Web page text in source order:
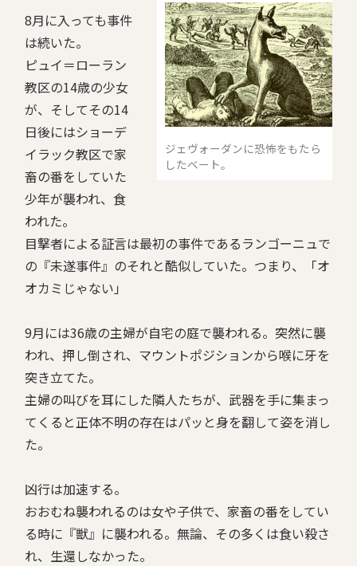
ジェヴォーダンに恐怖をもたら
したベート。
8月に入っても事件
は続いた。
ピュイ＝ローラン
教区の14歳の少女
が、そしてその14
日後にはショーデ
イラック教区で家
畜の番をしていた
少年が襲われ、食
われた。
目撃者による証言は最初の事件であるランゴーニュで
の『未遂事件』のそれと酷似していた。つまり、「オ
オカミじゃない」
9月には36歳の主婦が自宅の庭で襲われる。突然に襲
われ、押し倒され、マウントポジションから喉に牙を
突き立てた。
主婦の叫びを耳にした隣人たちが、武器を手に集まっ
てくると正体不明の存在はパッと身を翻して姿を消し
た。
凶行は加速する。
おおむね襲われるのは女や子供で、家畜の番をしてい
る時に『獣』に襲われる。無論、その多くは食い殺さ
れ、生還しなかった。